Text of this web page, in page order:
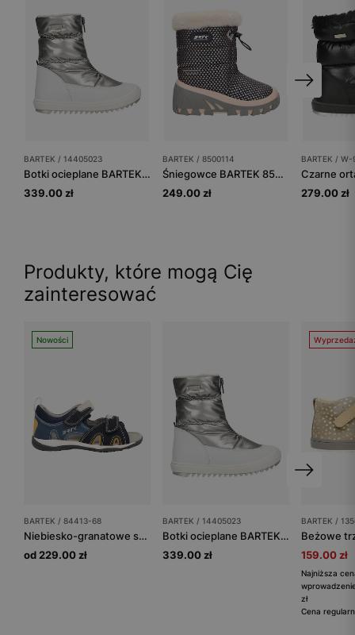
BARTEK / 14405023
Botki ocieplane BARTEK 14405023, dla dziewcząt, srebrno-biały
339.00 zł
BARTEK / 8500114
Śniegowce BARTEK 85001-14, dla dziewcząt, beżowo-czarne
249.00 zł
BARTEK /
279.00 zł
Produkty, które mogą Cię
zainteresować
Nowości
BARTEK / 84413-68
Niebiesko-granatowe sandały dziecięce z żółtymi wstawkami BARTEK 84413-68
od 229.00 zł
BARTEK / 14405023
Botki ocieplane BARTEK 14405023, dla dziewcząt, srebrno-biały
339.00 zł
BARTEK /
159.00 zł
Najniższa
zł
Cena